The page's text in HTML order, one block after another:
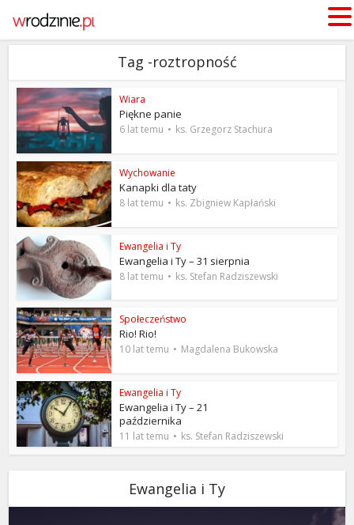
Tag -roztropność
Wiara
Piękne panie
6 lat temu ks. Grzegorz Stachura
Wychowanie
Kanapki dla taty
8 lat temu ks. Zbigniew Kapłański
Ewangelia i Ty
Ewangelia i Ty – 31 sierpnia
8 lat temu ks. Stefan Radziszewski
Społeczeństwo
Rio! Rio!
10 lat temu Magdalena Bukowska
Ewangelia i Ty
Ewangelia i Ty – 21
października
11 lat temu ks. Stefan Radziszewski
Ewangelia i Ty